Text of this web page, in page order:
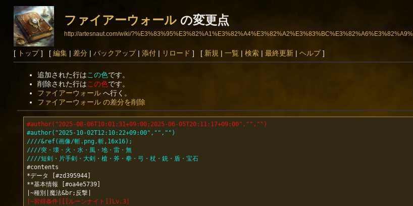
ファイアーウォールの変更点
http://artesnaut.com/wiki/
[ トップ] [ 編集| 差分| バックアップ| 添付| リロード ] [ 新規 | 一覧 | 検索| 最終更新| ヘルプ]
追加された行はこの色です。
削除された行はこの色です。
ファイアーウォール へ行く。
ファイアーウォール の差分を削除
#author("2025-08-06T10:01:31+09:00;2025-06-05T20:11:17+09:00","","")
#author("2025-10-02T12:10:22+09:00","","")
////&ref(画像/斬.png,斬,16x16);
////突・壊・火・水・風・地・雷・無
////短剣・片手剣・大剣・槍・斧・拳・弓・杖・銃・盾・宝石
#contents
*データ [#zd395944]
**基本情報 [#oa4e5739]
|~習得条件|[[ルーンナイト]]Lv.3|